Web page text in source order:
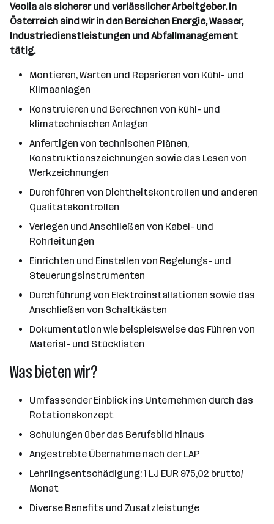
Veolia als sicherer und verlässlicher Arbeitgeber. In
Österreich sind wir in den Bereichen Energie, Wasser,
Industriedienstleistungen und Abfallmanagement
tätig.
Montieren, Warten und Reparieren von Kühl- und
Klimaanlagen
Konstruieren und Berechnen von kühl- und
klimatechnischen Anlagen
Anfertigen von technischen Plänen,
Konstruktionszeichnungen sowie das Lesen von
Werkzeichnungen
Durchführen von Dichtheitskontrollen und anderen
Qualitätskontrollen
Verlegen und Anschließen von Kabel- und
Rohrleitungen
Einrichten und Einstellen von Regelungs- und
Steuerungsinstrumenten
Durchführung von Elektroinstallationen sowie das
Anschließen von Schaltkästen
Dokumentation wie beispielsweise das Führen von
Material- und Stücklisten
Was bieten wir?
Umfassender Einblick ins Unternehmen durch das
Rotationskonzept
Schulungen über das Berufsbild hinaus
Angestrebte Übernahme nach der LAP
Lehrlingsentschädigung: 1 LJ EUR 975,02 brutto/
Monat
Diverse Benefits und Zusatzleistunge